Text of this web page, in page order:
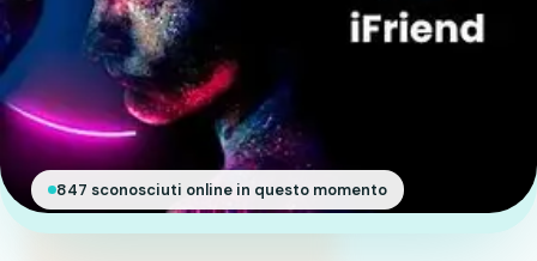
847 sconosciuti online in questo momento